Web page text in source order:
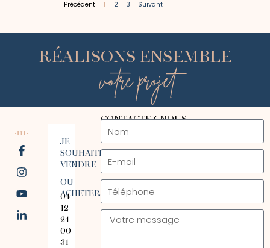
Précédent 1 2 3 Suivant
RÉALISONS ENSEMBLE
votre projet
JE
SOUHAITE
VENDRE
OU
ACHETER
04
12
24
00
31
CONTACTEZ-NOUS